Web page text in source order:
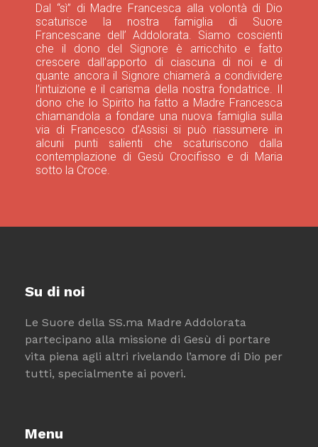
Dal “sì” di Madre Francesca alla volontà di Dio
scaturisce la nostra famiglia di Suore
Francescane dell’ Addolorata. Siamo coscienti
che il dono del Signore è arricchito e fatto
crescere dall’apporto di ciascuna di noi e di
quante ancora il Signore chiamerà a condividere
l’intuizione e il carisma della nostra fondatrice. Il
dono che lo Spirito ha fatto a Madre Francesca
chiamandola a fondare una nuova famiglia sulla
via di Francesco d’Assisi si può riassumere in
alcuni punti salienti che scaturiscono dalla
contemplazione di Gesù Crocifisso e di Maria
sotto la Croce.
Su di noi
Le Suore della SS.ma Madre Addolorata
partecipano alla missione di Gesù di portare
vita piena agli altri rivelando l’amore di Dio per
tutti, specialmente ai poveri.
Menu